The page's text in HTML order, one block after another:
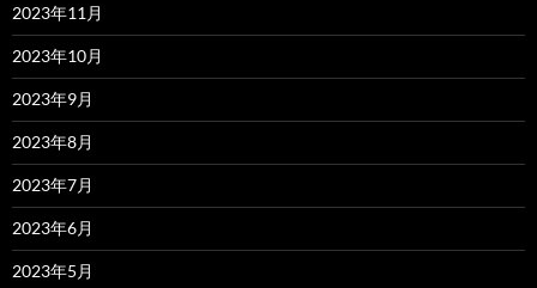
2023年11月
2023年10月
2023年9月
2023年8月
2023年7月
2023年6月
2023年5月